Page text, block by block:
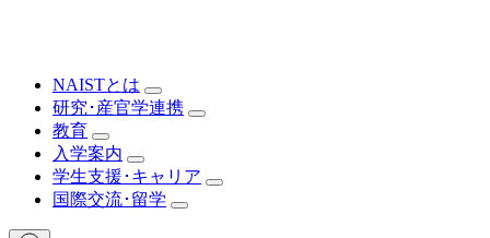
NAISTとは
研究･産官学連携
教育
入学案内
学生支援･キャリア
国際交流･留学